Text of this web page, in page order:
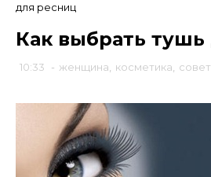
для ресниц
Как выбрать
10:33 - женщина косметика